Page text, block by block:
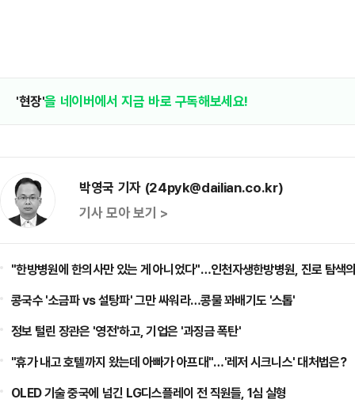
'현장'을 네이버에서 지금 바로 구독해보세요!
박영국 기자 (24pyk@dailian.co.kr)
기사 모아 보기 >
"한방병원에 한의사만 있는 게 아니었다"…인천자생한방병원, 진로 탐색
콩국수 '소금파 vs 설탕파' 그만 싸워라…콩물 꽈배기도 '스톱'
정보 털린 장관은 '영전'하고, 기업은 '과징금 폭탄'
"휴가 내고 호텔까지 왔는데 아빠가 아프대"…'레저 시크니스' 대처법은?
OLED 기술 중국에 넘긴 LG디스플레이 전 직원들, 1심 실형